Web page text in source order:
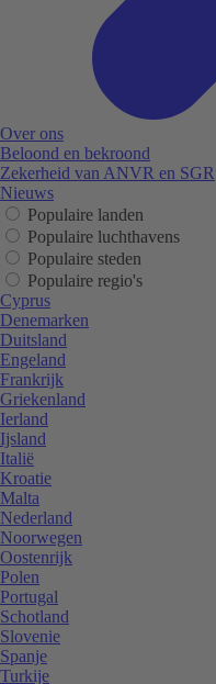
Over ons
Beloond en bekroond
Zekerheid van ANVR en SGR
Nieuws
Populaire landen
Populaire luchthavens
Populaire steden
Populaire regio's
Cyprus
Denemarken
Duitsland
Engeland
Frankrijk
Griekenland
Ierland
Ijsland
Italië
Kroatie
Malta
Nederland
Noorwegen
Oostenrijk
Polen
Portugal
Schotland
Slovenie
Spanje
Turkije